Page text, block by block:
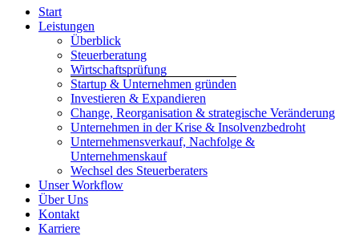
Start
Leistungen
Überblick
Steuerberatung
Wirtschaftsprüfung
Startup & Unternehmen gründen
Investieren & Expandieren
Change, Reorganisation & strategische Veränderung
Unternehmen in der Krise & Insolvenzbedroht
Unternehmensverkauf, Nachfolge &
Unternehmenskauf
Wechsel des Steuerberaters
Unser Workflow
Über Uns
Kontakt
Karriere